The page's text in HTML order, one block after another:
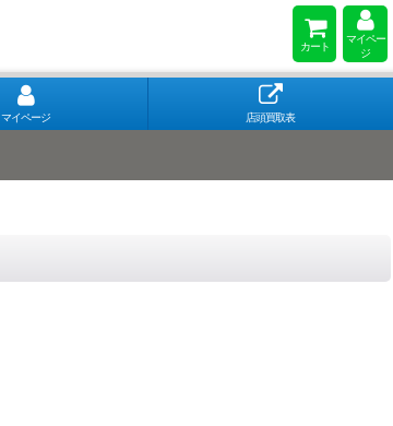
カート
マイペー
ジ
マイページ 店頭買取表